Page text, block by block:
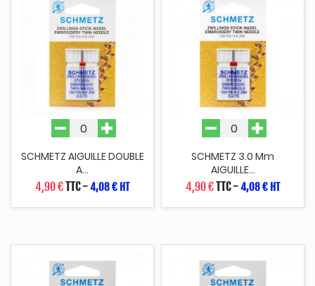
SCHMETZ AIGUILLE DOUBLE
A...
4,90 €TTC-4,08 € HT
SCHMETZ 3.0 Mm
AIGUILLE...
4,90 €TTC-4,08 € HT